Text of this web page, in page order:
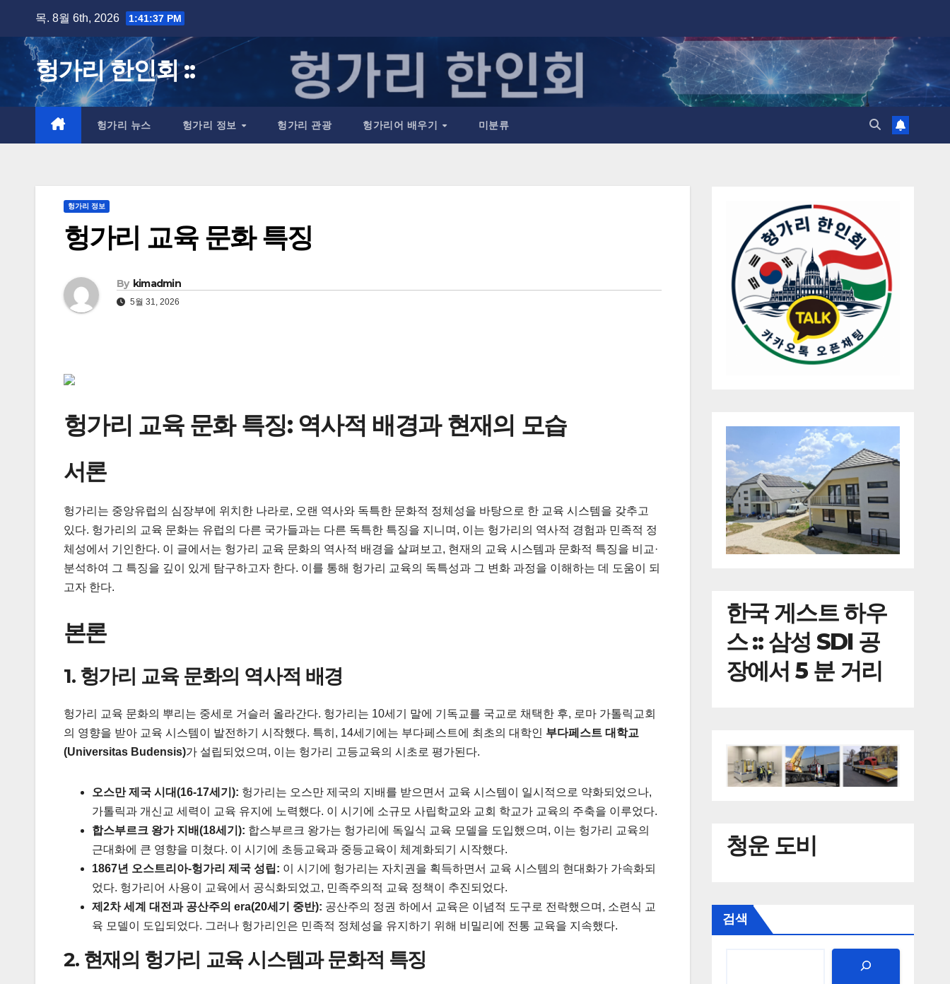
content
목. 8월 6th, 2026 1:41:38 PM
헝가리 한인회 ::
헝가리 뉴스 헝가리 정보 헝가리 관광 헝가리어 배우기 미분류
헝가리 정보
헝가리 교육 문화 특징
By kimadmin
5월 31, 2026
헝가리 교육 문화 특징: 역사적 배경과 현재의 모습
서론
헝가리는 중앙유럽의 심장부에 위치한 나라로, 오랜 역사와 독특한 문화적 정체성을 바탕으로 한 교육 시스템을 갖추고
있다. 헝가리의 교육 문화는 유럽의 다른 국가들과는 다른 독특한 특징을 지니며, 이는 헝가리의 역사적 경험과 민족적 정
체성에서 기인한다. 이 글에서는 헝가리 교육 문화의 역사적 배경을 살펴보고, 현재의 교육 시스템과 문화적 특징을 비교·
분석하여 그 특징을 깊이 있게 탐구하고자 한다. 이를 통해 헝가리 교육의 독특성과 그 변화 과정을 이해하는 데 도움이 되
고자 한다.
본론
1. 헝가리 교육 문화의 역사적 배경
헝가리 교육 문화의 뿌리는 중세로 거슬러 올라간다. 헝가리는 10세기 말에 기독교를 국교로 채택한 후, 로마 가톨릭교회
의 영향을 받아 교육 시스템이 발전하기 시작했다. 특히, 14세기에는 부다페스트에 최초의 대학인 부다페스트 대학교
(Universitas Budensis)가 설립되었으며, 이는 헝가리 고등교육의 시초로 평가된다.
오스만 제국 시대(16-17세기): 헝가리는 오스만 제국의 지배를 받으면서 교육 시스템이 일시적으로 약화되었으나,
가톨릭과 개신교 세력이 교육 유지에 노력했다. 이 시기에 소규모 사립학교와 교회 학교가 교육의 주축을 이루었다.
합스부르크 왕가 지배(18세기): 합스부르크 왕가는 헝가리에 독일식 교육 모델을 도입했으며, 이는 헝가리 교육의
근대화에 큰 영향을 미쳤다. 이 시기에 초등교육과 중등교육이 체계화되기 시작했다.
1867년 오스트리아-헝가리 제국 성립: 이 시기에 헝가리는 자치권을 획득하면서 교육 시스템의 현대화가 가속화되
었다. 헝가리어 사용이 교육에서 공식화되었고, 민족주의적 교육 정책이 추진되었다.
제2차 세계 대전과 공산주의 era(20세기 중반): 공산주의 정권 하에서 교육은 이념적 도구로 전락했으며, 소련식 교
육 모델이 도입되었다. 그러나 헝가리인은 민족적 정체성을 유지하기 위해 비밀리에 전통 교육을 지속했다.
2. 현재의 헝가리 교육 시스템과 문화적 특징
한국 게스트 하우
스 :: 삼성 SDI 공
장에서 5 분 거리
청운 도비
검색